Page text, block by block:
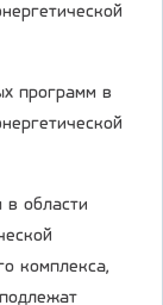
программ в
в области
комплекса,